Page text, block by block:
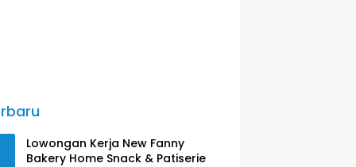
Lowongan Kerja New Fanny
Bakery Home Snack & Patiserie